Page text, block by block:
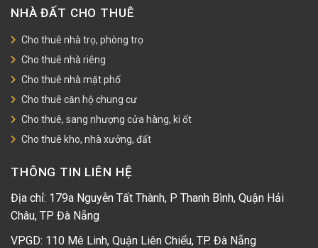
NHÀ ĐẤT CHO THUÊ
Cho thuê nhà trọ, phòng trọ
Cho thuê nhà riêng
Cho thuê nhà mặt phố
Cho thuê căn hộ chung cư
Cho thuê, sang nhượng cửa hàng, ki ốt
Cho thuê kho, nhà xưởng, đất
THÔNG TIN LIÊN HỆ
Địa chỉ: 179a Nguyễn Tất Thành, P Thanh Bình, Quận Hải
Châu, TP Đà Nẵng
VPGD: 110 Mê Linh, Quận Liên Chiểu, TP. Đà Nẵng